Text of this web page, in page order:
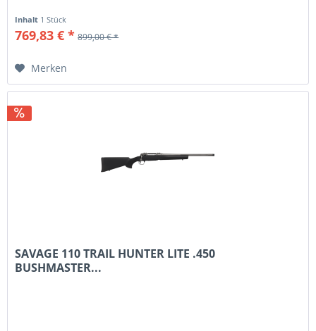
Inhalt 1 Stück
769,83 € * 899,00 € *
Merken
SAVAGE 110 TRAIL HUNTER LITE .450
BUSHMASTER...